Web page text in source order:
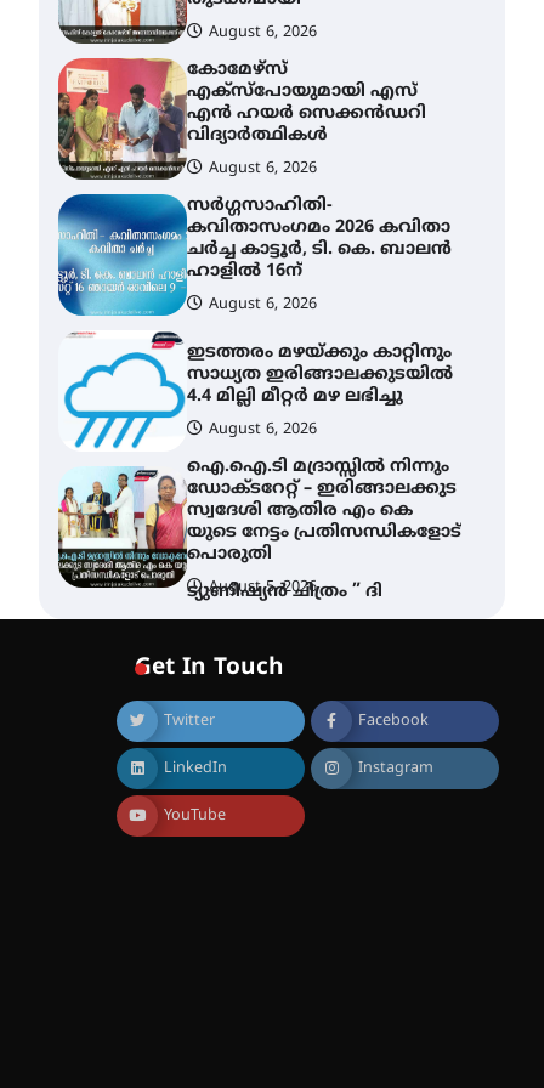
August 6, 2026
കോമേഴ്സ്
എക്സ്പോയുമായി എസ്
എൻ ഹയർ സെക്കൻഡറി
വിദ്യാർത്ഥികൾ
August 6, 2026
സർഗ്ഗസാഹിതി-
കവിതാസംഗമം 2026 കവിതാ
ചർച്ച കാട്ടൂർ, ടി. കെ. ബാലൻ
ഹാളിൽ 16ന്
August 6, 2026
ഇടത്തരം മഴയ്ക്കും കാറ്റിനും
സാധ്യത ഇരിങ്ങാലക്കുടയിൽ
4.4 മില്ലി മീറ്റർ മഴ ലഭിച്ചു
August 6, 2026
ഐ.ഐ.ടി മദ്രാസ്സിൽ നിന്നും
ഡോക്ടറേറ്റ് – ഇരിങ്ങാലക്കുട
സ്വദേശി ആതിര എം കെ
യുടെ നേട്ടം പ്രതിസന്ധികളോട്
പൊരുതി
August 5, 2026
ട്യുണീഷ്യൻ ചിത്രം ” ദി
സൊസൈറ്റി ആഗസ്റ്റ് 7
വെള്ളിയാഴ്ച സ്‌ക്രീൻ
ചെയ്യുന്നു
August 6, 2026
സെന്റ് ജോസഫ്സ് കോളജ്
കോമേഴ്‌സ്
അസോസിയേഷന്
തുടക്കമായി
Get In Touch
Twitter Facebook
LinkedIn Instagram
YouTube